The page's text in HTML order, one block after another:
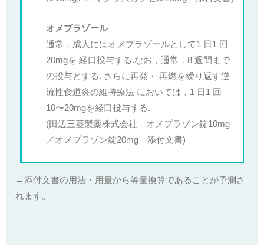
オメプラゾール
通常，成人にはオメプラゾールとして1 日1 回
20mgを 経口投与する.なお，通常，8 週間まで
の投与とする. さらに再発・ 再燃を繰り返す逆
流性食道炎の維持療法 においては，1 日1 回
10〜20mgを経口投与する.
(田辺三菱製薬株式会社 オメプラゾン錠10mg
／オメプラゾン錠20mg 添付文書)
→添付文書の用法・用量から等量換算であることが予測さ
れます。